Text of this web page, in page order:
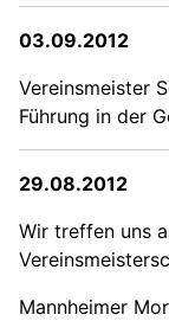
03.09.2012
Vereinsmeister
Führung in der
29.08.2012
Wir treffen uns
Mannheimer